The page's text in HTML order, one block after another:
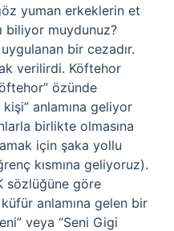
yuman erkeklerin et
biliyor muydunuz?
bir cezadır.
verilirdi. Köftehor
özünde
anlamına geliyor
birlikte olmasına
için şaka yollu
kısmına geliyoruz).
sözlüğüne göre
anlamına gelen bir
veya “Seni Gigi